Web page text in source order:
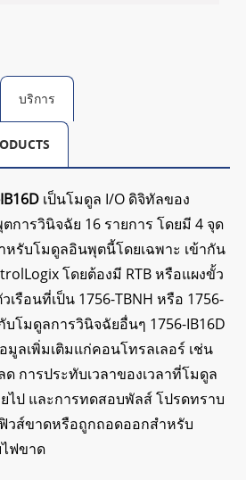
บริการ
เป็นโมดูล I/O ดิจิทัลของ
การวินิจฉัย 16 รายการ โดยมี 4 จุด
รับโมดูลอินพุตนี้โดยเฉพาะ เข้ากัน
โดยต้องมี RTB หรือแผงขั้ว
รือนที่เป็น 1756-TBNH หรือ 1756-
บโมดูลการวินิจฉัยอื่นๆ 1756-IB16D
มูลเพิ่มเติมแก่คอนโทรลเลอร์ เช่น
การประทับเวลาของเวลาที่โมดูล
ไป และการทดสอบพัลส์ โปรดทราบ
วส์ขาดหรือถูกถอดออกสำหรับ
ฟขาด